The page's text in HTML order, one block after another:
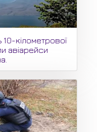
кілометрової
авіарейси